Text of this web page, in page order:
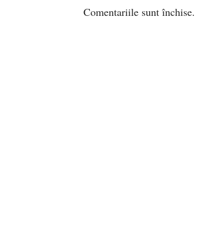
Comentariile sunt închise.